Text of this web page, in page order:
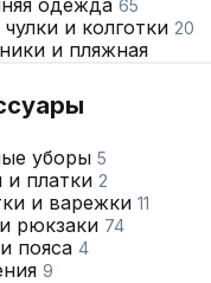
одежда 65
и колготки 20
и пляжная
бельё
уборы 5
платки 2
и варежки 11
рюкзаки 74
пояса 4
9